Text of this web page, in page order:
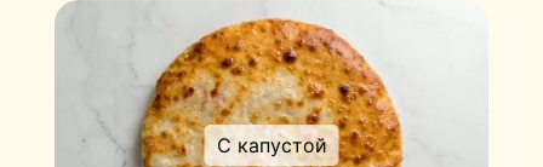
С капустой